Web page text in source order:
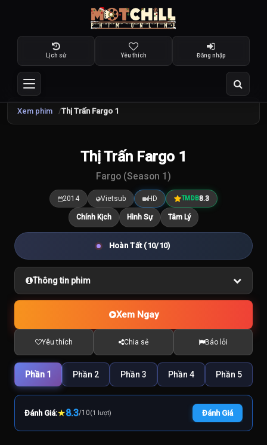
Lịch sử Yêu thích Đăng nhập
Xem phim Thị Trấn Fargo 1
Thị Trấn Fargo 1
Fargo (Season 1)
2014 Vietsub HD TMDB8.3
Chính Kịch Hình Sự Tâm Lý
Hoàn Tất (10/10)
Thông tin phim
Xem Ngay
Yêu thích Chia sẻ Báo lỗi
Phần 1 Phần 2 Phần 3 Phần 4 Phần 5
Đánh Giá:★8.3/10(1 lượt) Đánh Giá